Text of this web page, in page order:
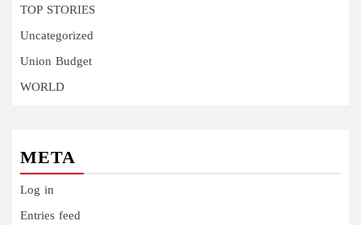
TOP STORIES
Uncategorized
Union Budget
WORLD
META
Log in
Entries feed